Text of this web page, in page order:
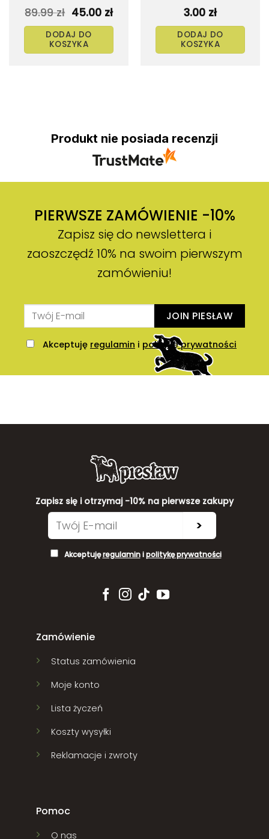
89.99zł Pierwotna
cena
wynosiła:
89.99 zł.
45.00 złAktualna
cena
wynosi:
DODAJ DO
KOSZYKA
3.00 zł
DODAJ DO
KOSZYKA
Produkt nie posiada recenzji
PIERWSZE ZAMÓWIENIE -10%
Zapisz się do newslettera i
zaoszczędź 10% na swoim pierwszym
zamówieniu!
JOIN PIESŁAW
Akceptuję regulamin i politykę prywatności
Zapisz się i otrzymaj -10% na pierwsze zakupy
>
Akceptujęregulaminipolitykę prywatności
Zamówienie
Status zamówienia
Moje konto
Lista życzeń
Koszty wysyłki
Reklamacje i zwroty
Pomoc
O nas